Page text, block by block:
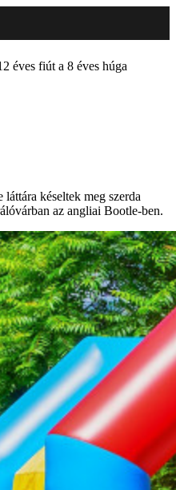
éves fiút a 8 éves húga
késeltek meg szerda
az angliai Bootle-ben.